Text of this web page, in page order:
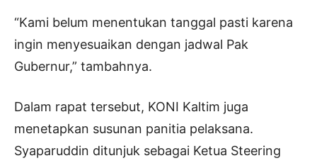
“Kami belum menentukan tanggal pasti karena
ingin menyesuaikan dengan jadwal Pak
Gubernur,” tambahnya.
Dalam rapat tersebut, KONI Kaltim juga
menetapkan susunan panitia pelaksana.
Syaparuddin ditunjuk sebagai Ketua Steering